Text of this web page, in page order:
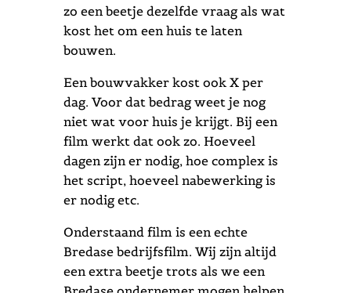
zo een beetje dezelfde vraag als wat
kost het om een huis te laten
bouwen.
Een bouwvakker kost ook X per
dag. Voor dat bedrag weet je nog
niet wat voor huis je krijgt. Bij een
film werkt dat ook zo. Hoeveel
dagen zijn er nodig, hoe complex is
het script, hoeveel nabewerking is
er nodig etc.
Onderstaand film is een echte
Bredase bedrijfsfilm. Wij zijn altijd
een extra beetje trots als we een